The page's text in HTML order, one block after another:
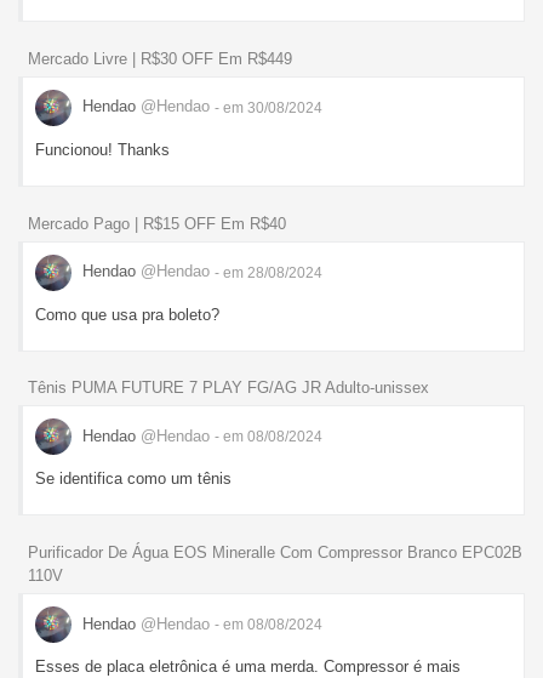
Mercado Livre | R$30 OFF Em R$449
Hendao @Hendao - em 30/08/2024
Funcionou! Thanks
Mercado Pago | R$15 OFF Em R$40
Hendao @Hendao - em 28/08/2024
Como que usa pra boleto?
Tênis PUMA FUTURE 7 PLAY FG/AG JR Adulto-unissex
Hendao @Hendao - em 08/08/2024
Se identifica como um tênis
Purificador De Água EOS Mineralle Com Compressor Branco EPC02B
110V
Hendao @Hendao - em 08/08/2024
Esses de placa eletrônica é uma merda. Compressor é mais